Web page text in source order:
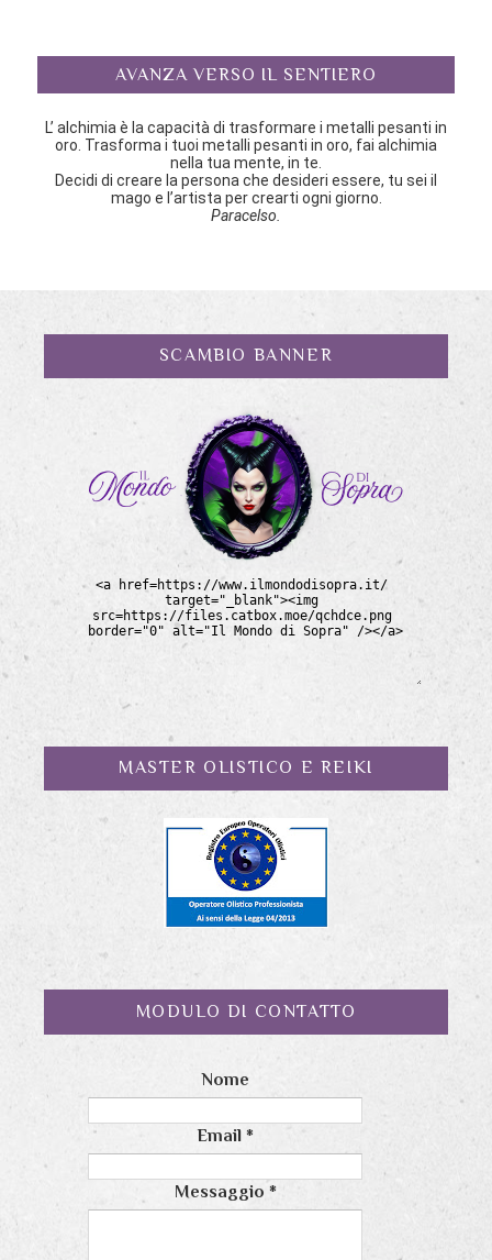
AVANZA VERSO IL SENTIERO
L’ alchimia è la capacità di trasformare i metalli pesanti in
oro. Trasforma i tuoi metalli pesanti in oro, fai alchimia
nella tua mente, in te.
Decidi di creare la persona che desideri essere, tu sei il
mago e l’artista per crearti ogni giorno.
Paracelso.
SCAMBIO BANNER
MASTER OLISTICO E REIKI
MODULO DI CONTATTO
Nome
Email*
Messaggio *